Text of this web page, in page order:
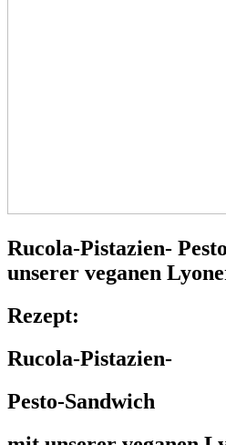
Rucola-Pistazien-
unserer veganen
Rezept:
Rucola-Pistazien-
Pesto-Sandwich